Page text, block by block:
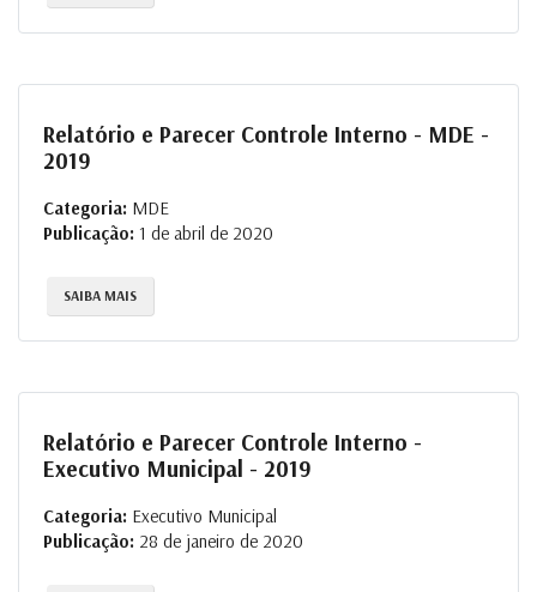
Relatório e Parecer Controle Interno - MDE -
2019
Categoria: MDE
Publicação: 1 de abril de 2020
SAIBA MAIS
Relatório e Parecer Controle Interno -
Executivo Municipal - 2019
Categoria: Executivo Municipal
Publicação: 28 de janeiro de 2020